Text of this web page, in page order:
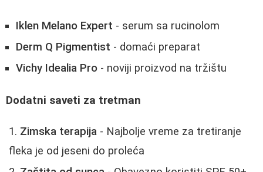
Iklen Melano Expert - serum sa rucinolom
Derm Q Pigmentist - domaći preparat
Vichy Idealia Pro - noviji proizvod na tržištu
Dodatni saveti za tretman
Zimska terapija - Najbolje vreme za tretiranje
fleka je od jeseni do proleća